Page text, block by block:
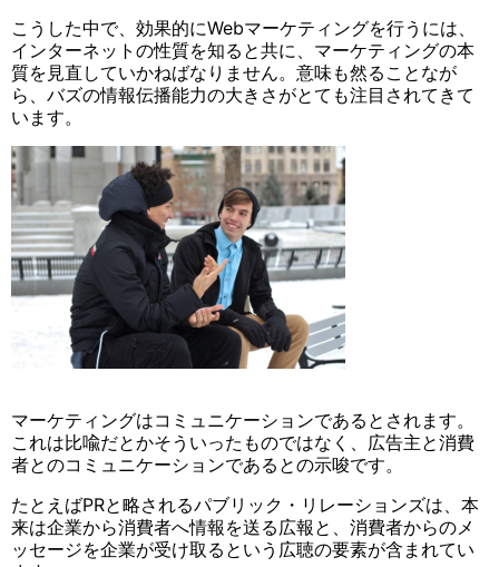
こうした中で、効果的にWebマーケティングを行うには、
インターネットの性質を知ると共に、マーケティングの本
質を見直していかねばなりません。意味も然ることなが
ら、バズの情報伝播能力の大きさがとても注目されてきて
います。
マーケティングはコミュニケーションであるとされます。
これは比喩だとかそういったものではなく、広告主と消費
者とのコミュニケーションであるとの示唆です。
たとえばPRと略されるパブリック・リレーションズは、本
来は企業から消費者へ情報を送る広報と、消費者からのメ
ッセージを企業が受け取るという広聴の要素が含まれてい